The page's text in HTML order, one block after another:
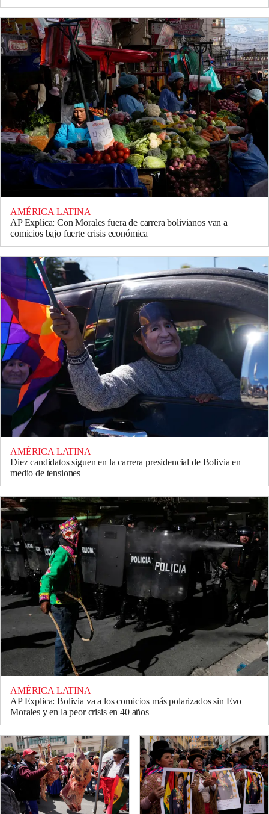
AMÉRICA LATINA
AP Explica: Con Morales fuera de carrera bolivianos van a
comicios bajo fuerte crisis económica
AMÉRICA LATINA
Diez candidatos siguen en la carrera presidencial de Bolivia en
medio de tensiones
AMÉRICA LATINA
AP Explica: Bolivia va a los comicios más polarizados sin Evo
Morales y en la peor crisis en 40 años